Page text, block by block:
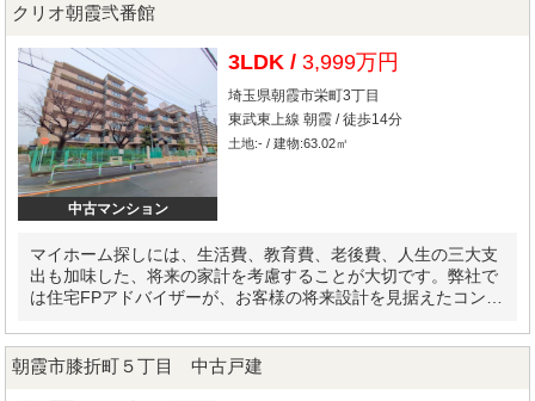
クリオ朝霞弐番館
中古マンション
3LDK / 3,999万円
埼玉県朝霞市栄町3丁目
東武東上線 朝霞 / 徒歩14分
土地:- / 建物:63.02㎡
マイホーム探しには、生活費、教育費、老後費、人生の三大支
出も加味した、将来の家計を考慮することが大切です。弊社で
は住宅FPアドバイザーが、お客様の将来設計を見据えたコンサ
朝霞市膝折町５丁目 中古戸建